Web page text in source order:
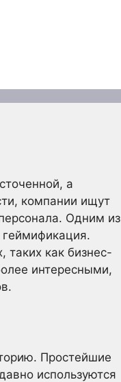
а
компании ищут
Одним из
таких как бизнес-
интересными,
Простейшие
используются